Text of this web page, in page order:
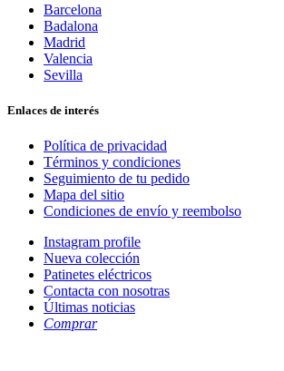
Barcelona
Badalona
Madrid
Valencia
Sevilla
Enlaces de interés
Política de privacidad
Términos y condiciones
Seguimiento de tu pedido
Mapa del sitio
Condiciones de envío y reembolso
Instagram profile
Nueva colección
Patinetes eléctricos
Contacta con nosotras
Últimas noticias
Comprar